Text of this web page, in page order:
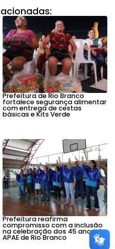
Prefeitura de Rio Branco
fortalece segurança alimentar
com entrega de cestas
básicas e Kits Verde
Prefeitura reafirma
compromisso com a inclusão
na celebração dos 45 anos da
APAE de Rio Branco